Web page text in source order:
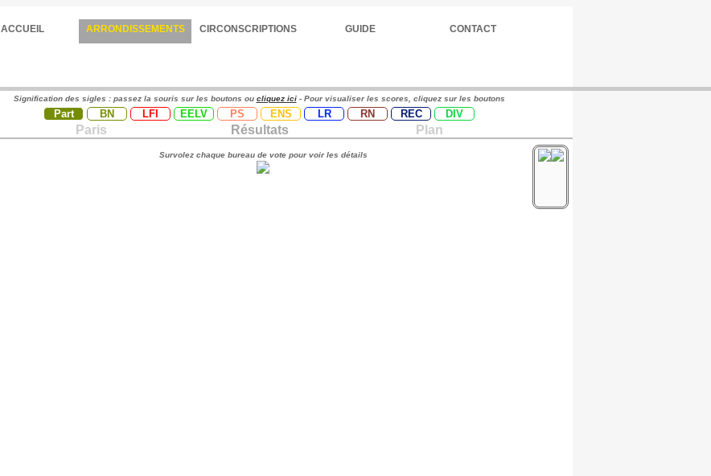
ACCUEIL ARRONDISSEMENTS CIRCONSCRIPTIONS GUIDE CONTACT
Signification des sigles : passez la souris sur les boutons ou cliquez ici- Pour visualiser les scores, cliquez sur les boutons
Part BN LFI EELV PS ENS LR RN REC DIV
Paris Résultats Plan
Survolez chaque bureau de vote pour voir les détails